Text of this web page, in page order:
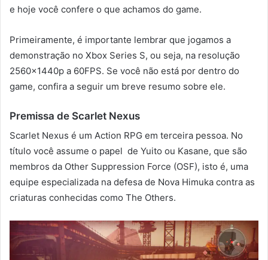
e hoje você confere o que achamos do game.
Primeiramente, é importante lembrar que jogamos a
demonstração no Xbox Series S, ou seja, na resolução
2560x1440p a 60FPS. Se você não está por dentro do
game, confira a seguir um breve resumo sobre ele.
Premissa de Scarlet Nexus
Scarlet Nexus é um Action RPG em terceira pessoa. No
título você assume o papel de Yuito ou Kasane, que são
membros da Other Suppression Force (OSF), isto é, uma
equipe especializada na defesa de Nova Himuka contra as
criaturas conhecidas como The Others.